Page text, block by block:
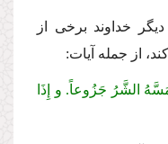
خداوند برخى از
از جمله آیات:
الشَّرُ جَزُوعاً. و إِذَا